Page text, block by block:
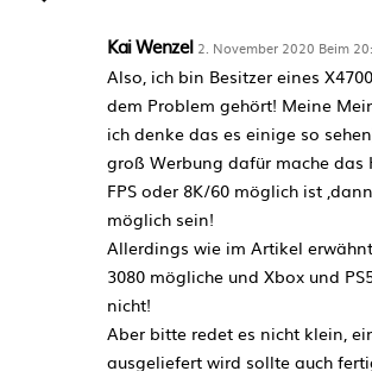
Kai Wenzel 2. November 2020 Beim
Also, ich bin Besitzer eines
dem Problem gehört! Meine
ich denke das es einige so
groß Werbung dafür mache das
FPS oder 8K/60 möglich ist
möglich sein!
Allerdings wie im Artikel
3080 mögliche und Xbox und
nicht!
Aber bitte redet es nicht klein,
ausgeliefert wird sollte auch